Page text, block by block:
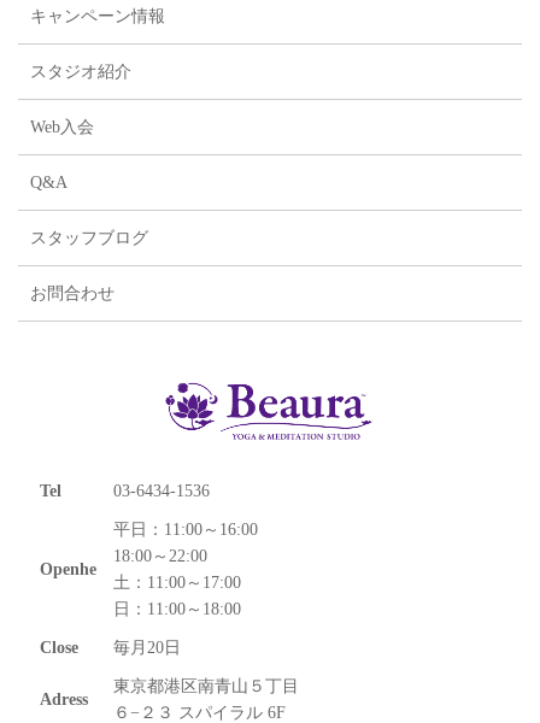
キャンペーン情報
スタジオ紹介
Web入会
Q&A
スタッフブログ
お問合わせ
Tel 03-6434-1536
Openhe
平日：11:00～16:00
18:00～22:00
土：11:00～17:00
日：11:00～18:00
Close 毎月20日
Adress
東京都港区南青山５丁目
６−２３ スパイラル 6F